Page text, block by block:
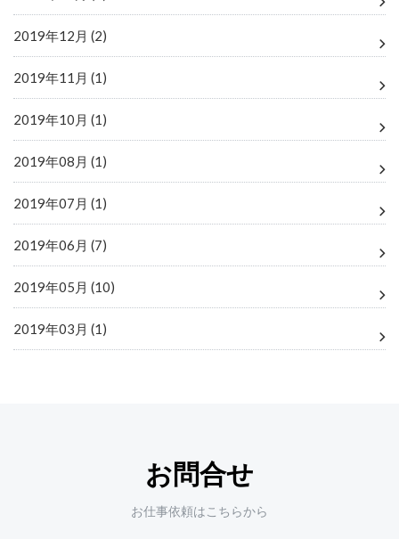
2019年12月 (2)
2019年11月 (1)
2019年10月 (1)
2019年08月 (1)
2019年07月 (1)
2019年06月 (7)
2019年05月 (10)
2019年03月 (1)
お問合せ
お仕事依頼はこちらから